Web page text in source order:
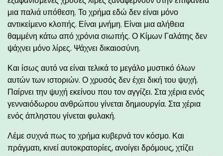
μια παλιά υπόθεση. Το χρήμα εδώ δεν είναι μόνο
αντικείμενο κλοπής. Είναι μνήμη. Είναι μια αλήθεια
θαμμένη κάτω από χρόνια σιωπής. Ο Κίμων Γαλάτης δεν
ψάχνει μόνο λίρες. Ψάχνει δικαιοσύνη.
Και ίσως αυτό να είναι τελικά το μεγάλο μυστικό όλων
αυτών των ιστοριών. Ο χρυσός δεν έχει δική του ψυχή.
Παίρνει την ψυχή εκείνου που τον αγγίζει. Στα χέρια ενός
γενναιόδωρου ανθρώπου γίνεται δημιουργία. Στα χέρια
ενός άπληστου γίνεται φυλακή.
Λέμε συχνά πως το χρήμα κυβερνά τον κόσμο. Και
πράγματι, κινεί αυτοκρατορίες, ανοίγει δρόμους, χτίζει